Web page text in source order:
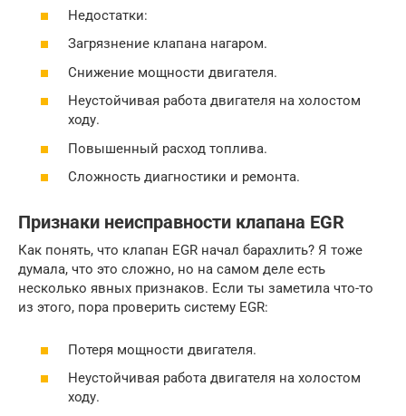
Недостатки:
Загрязнение клапана нагаром.
Снижение мощности двигателя.
Неустойчивая работа двигателя на холостом
ходу.
Повышенный расход топлива.
Сложность диагностики и ремонта.
Признаки неисправности клапана EGR
Как понять, что клапан EGR начал барахлить? Я тоже
думала, что это сложно, но на самом деле есть
несколько явных признаков. Если ты заметила что-то
из этого, пора проверить систему EGR:
Потеря мощности двигателя.
Неустойчивая работа двигателя на холостом
ходу.